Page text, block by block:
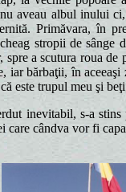
aveau albul inului
Primăvara, în
stropii de sânge
spre a scutura roua
iar bărbaţii, în
este trupul meu şi
inevitabil, s-a
care cândva vor fi